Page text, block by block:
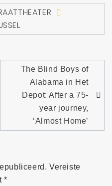
The Blind Boys of
Alabama in Het
Depot: After a 75-
year journey,
‘Almost Home’
Vereiste
*